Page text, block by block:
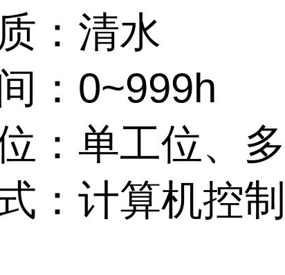
：清水
：0~999h
：单工位、
：计算机控